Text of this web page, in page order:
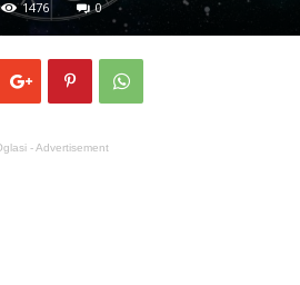
1476 0
- Advertisement